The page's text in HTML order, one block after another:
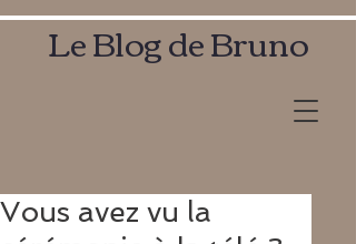
Le Blog de Bruno
Vous avez vu la